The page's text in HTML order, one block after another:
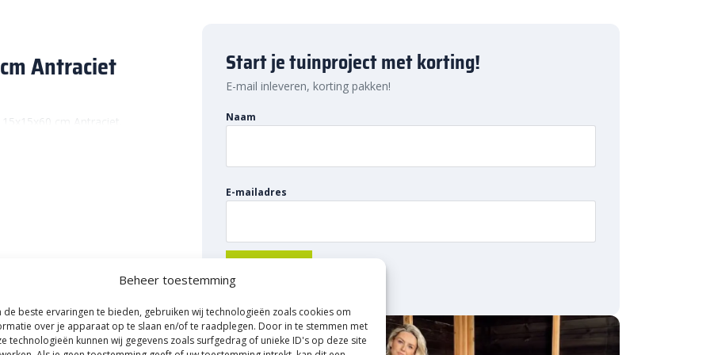
Beheer toestemming
de beste ervaringen te bieden, gebruiken wij technologieën zoals cookies om
over je apparaat op te slaan en/of te raadplegen. Door in te stemmen met
technologieën kunnen wij gegevens zoals surfgedrag of unieke ID's op deze site
Antraciet
cm Antraciet.
Denk bijvoorbeeld aan
borders. Of denk aan eigen
kunnen deze blokken ook
Of je nou meer groen in de
of een comfortabele zithoek
muurblokken.
gehad. Hierbij zijn de randen
de muurblokken een
Start je tuinproject met korting!
E-mail inleveren, korting pakken!
Naam
E-mailadres